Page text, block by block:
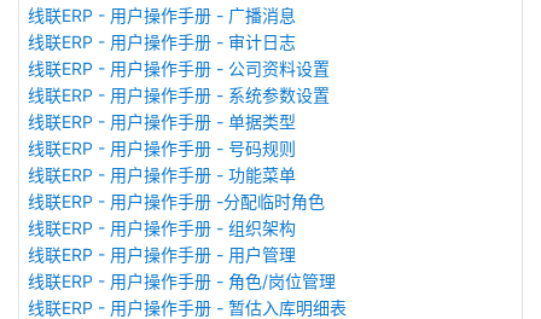
线联ERP - 用户操作手册 - 广播消息
线联ERP - 用户操作手册 - 审计日志
线联ERP - 用户操作手册 - 公司资料设置
线联ERP - 用户操作手册 - 系统参数设置
线联ERP - 用户操作手册 - 单据类型
线联ERP - 用户操作手册 - 号码规则
线联ERP - 用户操作手册 - 功能菜单
线联ERP - 用户操作手册 -分配临时角色
线联ERP - 用户操作手册 - 组织架构
线联ERP - 用户操作手册 - 用户管理
线联ERP - 用户操作手册 - 角色/岗位管理
线联ERP - 用户操作手册 - 暂估入库明细表